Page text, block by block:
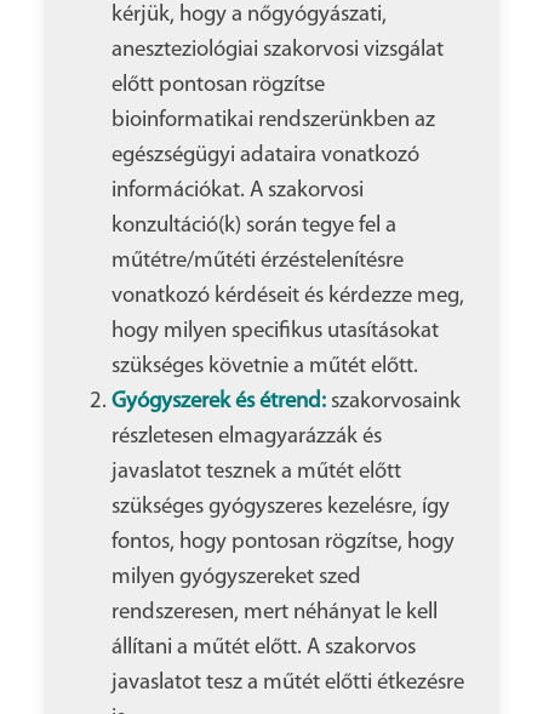
kérjük, hogy a nőgyógyászati,
aneszteziológiai szakorvosi vizsgálat
előtt pontosan rögzítse
bioinformatikai rendszerünkben az
egészségügyi adataira vonatkozó
információkat. A szakorvosi
konzultáció(k) során tegye fel a
műtétre/műtéti érzéstelenítésre
vonatkozó kérdéseit és kérdezze meg,
hogy milyen specifikus utasításokat
szükséges követnie a műtét előtt.
Gyógyszerek és étrend: szakorvosaink
részletesen elmagyarázzák és
javaslatot tesznek a műtét előtt
szükséges gyógyszeres kezelésre, így
fontos, hogy pontosan rögzítse, hogy
milyen gyógyszereket szed
rendszeresen, mert néhányat le kell
állítani a műtét előtt. A szakorvos
javaslatot tesz a műtét előtti étkezésre